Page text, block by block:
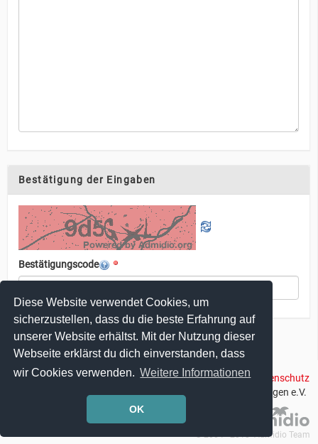
Diese Website verwendet Cookies, um
sicherzustellen, dass du die beste Erfahrung auf
unserer Website erhältst. Mit der Nutzung dieser
Webseite erklärst du dich einverstanden, dass
wir Cookies verwenden. Weitere Informationen
OK
Bestätigung der Eingaben
Bestätigungscode
Impressum|
Datenschutz
© 2018 Velo Solingen e.V.
© 2004 - 2018 Admidio Team